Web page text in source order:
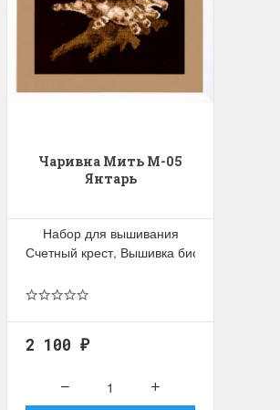
Чаривна Мить М-05
Янтарь
Набор для вышивания
Счетный крест, Вышивка бисером
2 100 ₽